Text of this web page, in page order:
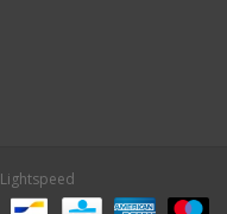
Lightspeed